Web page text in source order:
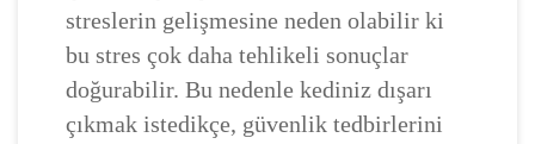
streslerin gelişmesine neden olabilir ki
bu stres çok daha tehlikeli sonuçlar
doğurabilir. Bu nedenle kediniz dışarı
çıkmak istedikçe, güvenlik tedbirlerini